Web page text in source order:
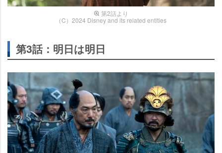
第2話より
（C）2024 Disney and its related entities
第3話：明日は明日